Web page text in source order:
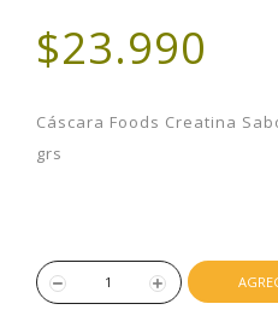
$23.990
Cáscara Foods Creatina
grs